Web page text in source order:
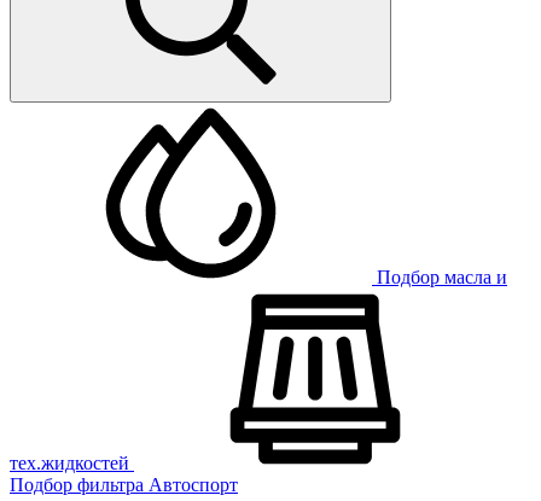
Подбор масла и
тех.жидкостей
Подбор фильтра Автоспорт